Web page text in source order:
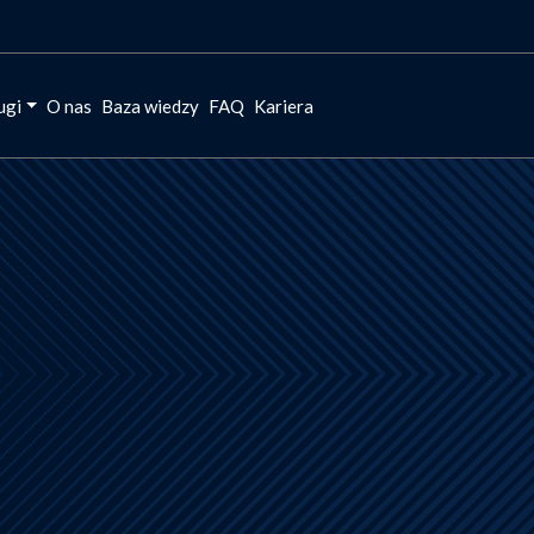
O nas Baza wiedzy FAQ Kariera